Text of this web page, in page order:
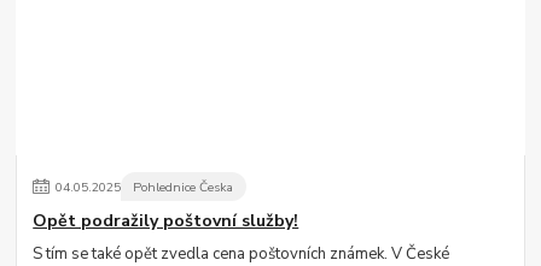
04.05.2025 Pohlednice Česka
Opět podražily poštovní služby!
S tím se také opět zvedla cena poštovních známek. V České